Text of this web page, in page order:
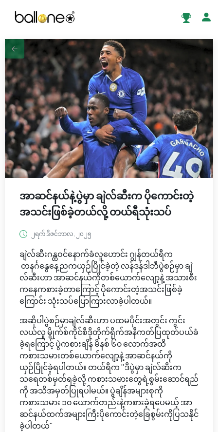
အာဆင်နယ်နဲ့ပွဲမှာ ချဲလ်ဆီးက ပိုကောင်းတဲ့
အသင်းဖြစ်ခဲ့တယ်လို့ တယ်ရီသုံးသပ်
၂ရက် ဒီဇင်ဘာလ, ၂၀၂၅
ချဲလ်ဆီးဂန္ထဝင်နောက်ခံလူဟောင်း ဂျွန်တယ်ရီက
တနင်္ဂနွေနေ့ညကယှဉ်ပြိုင်ခဲ့တဲ့ လန်ဒန်ဒါဘီပွဲစဉ်မှာ ချဲ
လ်ဆီးဟာ အာဆင်နယ်ကိုတစ်ယောက်လျော့နဲ့ အသားစီး
ကနေကစားခဲ့တာကြောင့် ပိုကောင်းတဲ့အသင်းဖြစ်ခဲ့
ကြောင်း သုံးသပ်ပြောကြားလာခဲ့ပါတယ်။
အဆိုပါပွဲစဉ်မှာချဲလ်ဆီးဟာ ပထမပိုင်းအတွင်း ကွင်း
လယ်လူ မွိုက်စ်ကိုင်စီဒိုတိုက်ရိုက်အနီကတ်ပြထုတ်ပယ်ခံ
ခဲ့ရကြောင့် ပွဲကစားချိန် မိနစ် ၆၀ လောက်အထိ
ကစားသမားတစ်ယောက်လျော့နဲ့ အာဆင်နယ်ကို
ယှဉ်ပြိုင်ခဲ့ရပါတယ်။ တယ်ရီက "ဒီပွဲမှာ ချဲလ်ဆီးက
သရေတစ်မှတ်ရခဲ့လို့ ကစားသမားတွေရဲ့စွမ်းဆောင်ရည်
ကို အသိအမှတ်ပြုရပါမယ်။ ပွဲချိန်အများစုကို
ကစားသမား ၁၀ ယောက်တည်းနဲ့ကစားခဲ့ရပေမယ့် အာ
ဆင်နယ်ထက်အများကြီးပိုကောင်းတဲ့ခြေစွမ်းကိုပြသနိုင်
ခဲ့ပါတယ်"